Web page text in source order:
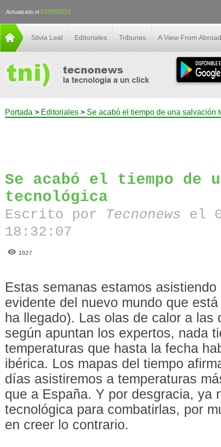
Actualizado el 03/08/2026
Silvia Leal Editoriales Tribunes A View From Abroad
Portada > Editoriales > Se acabó el tiempo de una salvación
Se acabó el tiempo de
tecnológica
Escrito por Tecnonews el
18:32:07
1027
Estas semanas estamos
evidente del nuevo mundo que
ha llegado). Las olas de calor a las
según apuntan los expertos, nada
temperaturas que hasta la fecha
ibérica. Los mapas del tiempo
días asistiremos a temperaturas
que a España. Y por desgracia, ya
tecnológica para combatirlas, por
en creer lo contrario.